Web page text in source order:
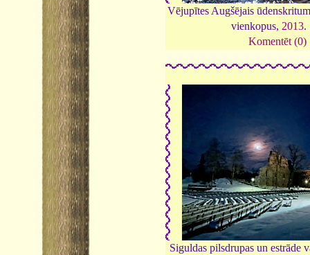
Vējupītes Augšējais
vienkopus, 2013.
Komentēt (0)
Siguldas pilsdrupas un estrāde